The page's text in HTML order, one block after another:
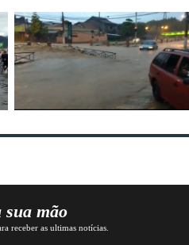
mão
receber as ultimas notícias.